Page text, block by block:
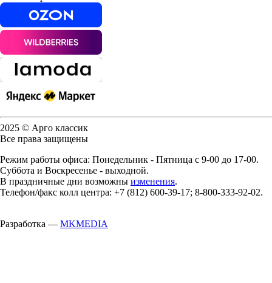
2025 © Арго классик
Все права защищены
Режим работы офиса: Понедельник - Пятница с 9-00 до 17-00.
Суббота и Воскресенье - выходной.
В праздничные дни возможны изменения.
Телефон/факс колл центра: +7 (812) 600-39-17; 8-800-333-92-02.
Разработка — MKMEDIA